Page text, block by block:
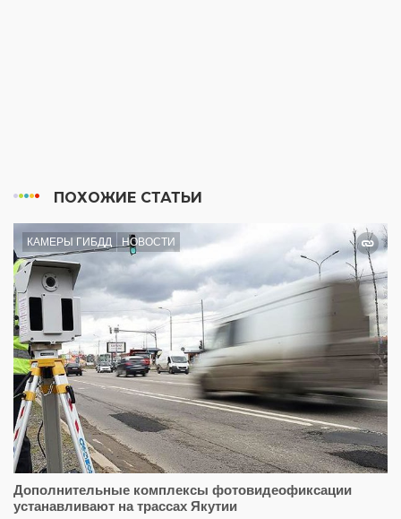
ПОХОЖИЕ СТАТЬИ
КАМЕРЫ ГИБДД НОВОСТИ
Дополнительные комплексы фотовидеофиксации
устанавливают на трассах Якутии